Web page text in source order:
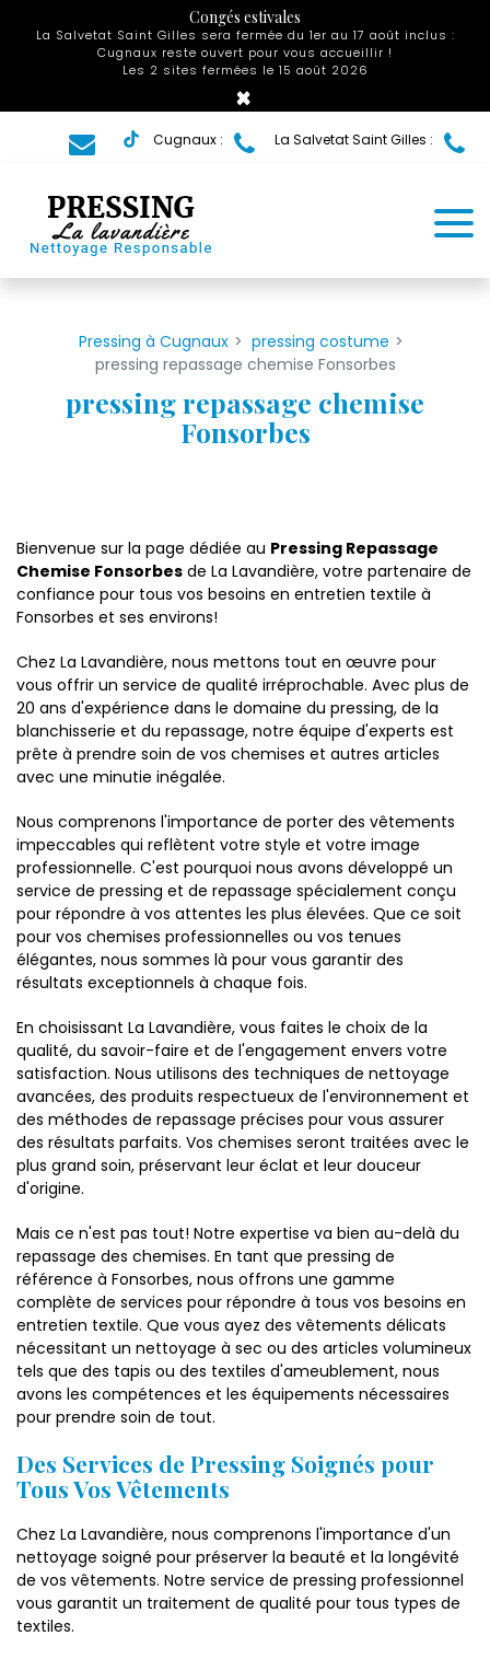
Congés estivales
La Salvetat Saint Gilles sera fermée du 1er au 17 août inclus :
Cugnaux reste ouvert pour vous accueillir !
Les 2 sites fermées le 15 août 2026
×
Cugnaux : La Salvetat Saint Gilles :
Pressing à Cugnaux
pressing costume
pressing repassage chemise Fonsorbes
pressing repassage chemise
Fonsorbes
Bienvenue sur la page dédiée au Pressing Repassage
Chemise Fonsorbes de La Lavandière, votre partenaire de
confiance pour tous vos besoins en entretien textile à
Fonsorbes et ses environs!
Chez La Lavandière, nous mettons tout en œuvre pour
vous offrir un service de qualité irréprochable. Avec plus de
20 ans d'expérience dans le domaine du pressing, de la
blanchisserie et du repassage, notre équipe d'experts est
prête à prendre soin de vos chemises et autres articles
avec une minutie inégalée.
Nous comprenons l'importance de porter des vêtements
impeccables qui reflètent votre style et votre image
professionnelle. C'est pourquoi nous avons développé un
service de pressing et de repassage spécialement conçu
pour répondre à vos attentes les plus élevées. Que ce soit
pour vos chemises professionnelles ou vos tenues
élégantes, nous sommes là pour vous garantir des
résultats exceptionnels à chaque fois.
En choisissant La Lavandière, vous faites le choix de la
qualité, du savoir-faire et de l'engagement envers votre
satisfaction. Nous utilisons des techniques de nettoyage
avancées, des produits respectueux de l'environnement et
des méthodes de repassage précises pour vous assurer
des résultats parfaits. Vos chemises seront traitées avec le
plus grand soin, préservant leur éclat et leur douceur
d'origine.
Mais ce n'est pas tout! Notre expertise va bien au-delà du
repassage des chemises. En tant que pressing de
référence à Fonsorbes, nous offrons une gamme
complète de services pour répondre à tous vos besoins en
entretien textile. Que vous ayez des vêtements délicats
nécessitant un nettoyage à sec ou des articles volumineux
tels que des tapis ou des textiles d'ameublement, nous
avons les compétences et les équipements nécessaires
pour prendre soin de tout.
Des Services de Pressing Soignés pour
Tous Vos Vêtements
Chez La Lavandière, nous comprenons l'importance d'un
nettoyage soigné pour préserver la beauté et la longévité
de vos vêtements. Notre service de pressing professionnel
vous garantit un traitement de qualité pour tous types de
textiles.
Panneau de gestion des cookies